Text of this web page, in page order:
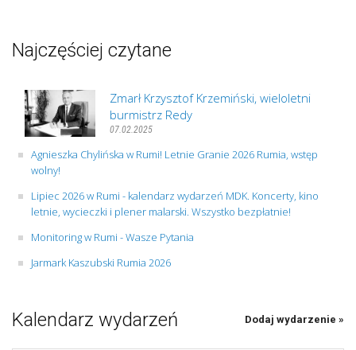
Najczęściej czytane
Zmarł Krzysztof Krzemiński, wieloletni
burmistrz Redy
07.02.2025
Agnieszka Chylińska w Rumi! Letnie Granie 2026 Rumia, wstęp
wolny!
Lipiec 2026 w Rumi - kalendarz wydarzeń MDK. Koncerty, kino
letnie, wycieczki i plener malarski. Wszystko bezpłatnie!
Monitoring w Rumi - Wasze Pytania
Jarmark Kaszubski Rumia 2026
Kalendarz wydarzeń Dodaj wydarzenie »